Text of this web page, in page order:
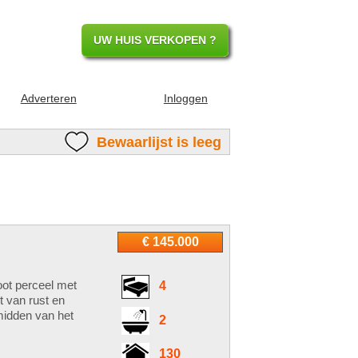
UW HUIS VERKOPEN ?
Adverteren Inloggen
Bewaarlijst is leeg
€ 145.000
4
2
130
perceel met
van rust en
van het